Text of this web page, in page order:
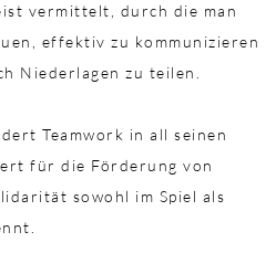
vermittelt, durch die man
effektiv zu kommunizieren
Niederlagen zu teilen.
Teamwork in all seinen
für die Förderung von
sowohl im Spiel als